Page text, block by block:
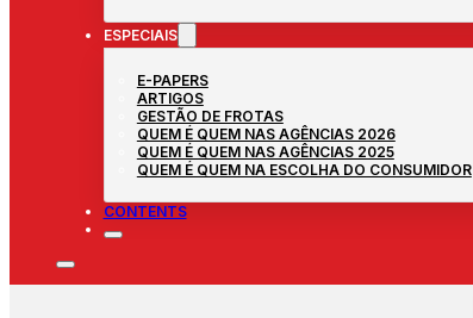
ESPECIAIS
E-PAPERS
ARTIGOS
GESTÃO DE FROTAS
QUEM É QUEM NAS AGÊNCIAS 2026
QUEM É QUEM NAS AGÊNCIAS 2025
QUEM É QUEM NA ESCOLHA DO CONSUMIDOR
CONTENTS